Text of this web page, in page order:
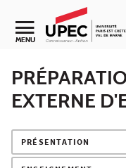
Aller au contenu
Navigation secondaire
MENU
EXTERNE
PRÉSENTATION